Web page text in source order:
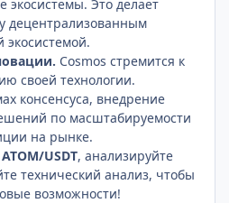
экосистемы. Это делает
децентрализованным
экосистемой.
Cosmos стремится к
своей технологии.
консенсуса, внедрение
по масштабируемости
на рынке.
USDT, анализируйте
технический анализ, чтобы
возможности!